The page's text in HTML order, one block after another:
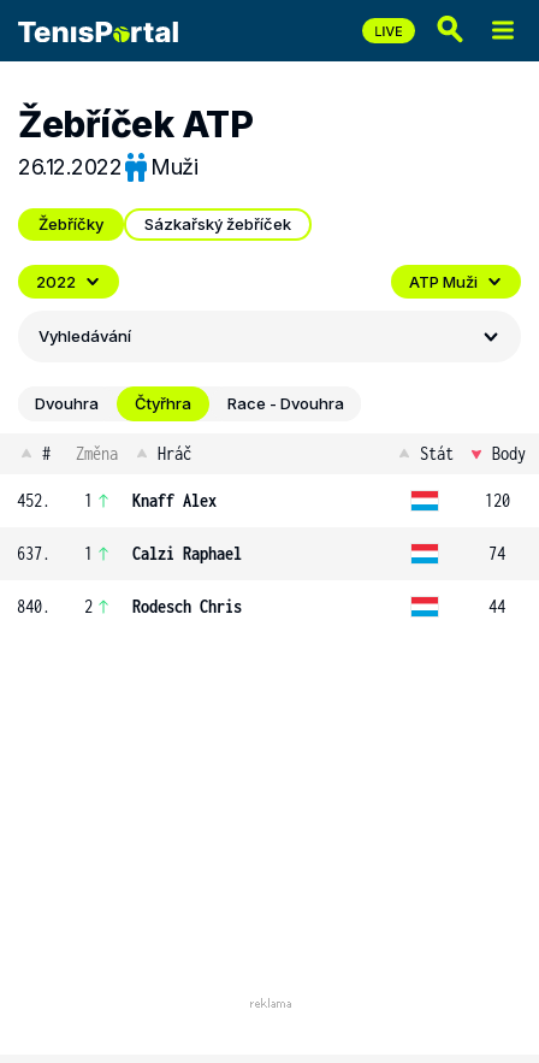
Žebříček ATP
26.12.2022 Muži
Žebříčky Sázkařský žebříček
2022 ATP Muži
Vyhledávání
Dvouhra Čtyřhra Race - Dvouhra
# Změna Hráč Stát Body
452. 1 Knaff Alex 120
637. 1 Calzi Raphael 74
840. 2 Rodesch Chris 44